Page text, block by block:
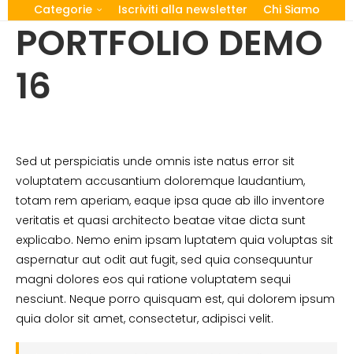
Categorie Iscriviti alla newsletter Chi Siamo
PORTFOLIO DEMO
16
Sed ut perspiciatis unde omnis iste natus error sit
voluptatem accusantium doloremque laudantium,
totam rem aperiam, eaque ipsa quae ab illo inventore
veritatis et quasi architecto beatae vitae dicta sunt
explicabo. Nemo enim ipsam luptatem quia voluptas sit
aspernatur aut odit aut fugit, sed quia consequuntur
magni dolores eos qui ratione voluptatem sequi
nesciunt. Neque porro quisquam est, qui dolorem ipsum
quia dolor sit amet, consectetur, adipisci velit.